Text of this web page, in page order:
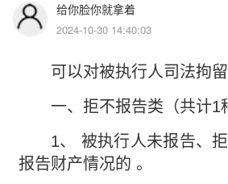
给你脸你就拿着
2024-10-30 14:40:03
可以对被执行人司法拘留
一、拒不报告类（共计1
1、 被执行人未报告、拒
报告财产情况的 。